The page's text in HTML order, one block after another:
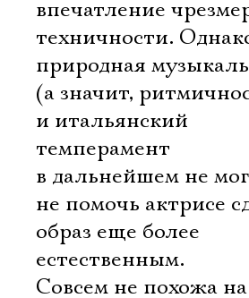
впечатление
техничности.
природная
(а значит,
и итальянский
темперамент
в дальнейшем не
не помочь актрисе
образ еще более
естественным.
Совсем не похожа